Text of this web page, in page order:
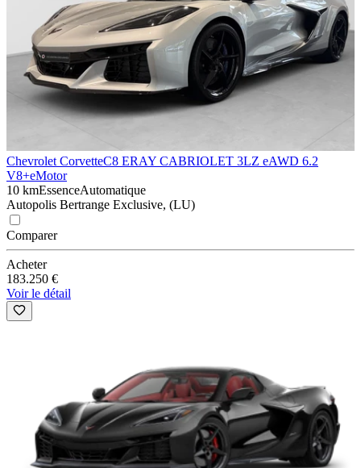
Chevrolet CorvetteC8 ERAY CABRIOLET 3LZ eAWD 6.2
V8+eMotor
10 kmEssenceAutomatique
Autopolis Bertrange Exclusive, (LU)
Comparer
Acheter
183.250 €
Voir le détail